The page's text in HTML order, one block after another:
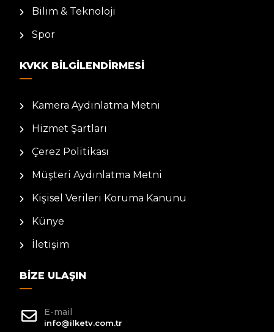
Bilim & Teknoloji
Spor
KVKK BILGILENDIRMESI
Kamera Aydınlatma Metni
Hizmet Şartları
Çerez Politikası
Müşteri Aydınlatma Metni
Kişisel Verileri Koruma Kanunu
Künye
İletişim
BIZE ULAŞIN
E-mail
info@ilketv.com.tr